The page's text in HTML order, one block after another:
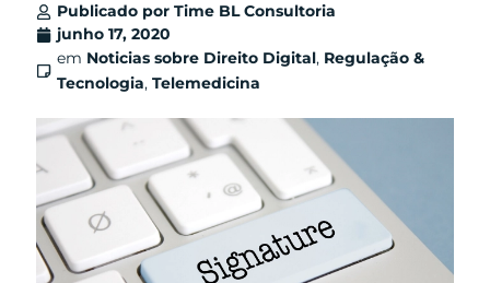
Publicado por Time BL Consultoria
junho 17, 2020
em Noticias sobre Direito Digital, Regulação &
Tecnologia, Telemedicina